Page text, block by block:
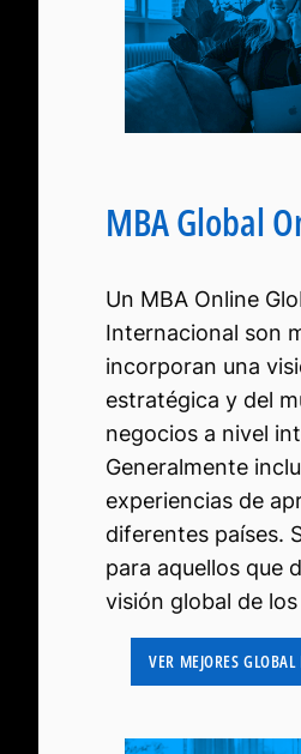
MBA Global
Un MBA Online
Internacional son
incorporan una
estratégica y del
negocios a nivel
Generalmente
experiencias de
diferentes países.
para aquellos que
visión global de
VER MEJORES